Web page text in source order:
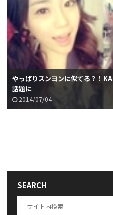
やっぱりスンヨンに似てる？！
話題に
2014/07/04
SEARCH